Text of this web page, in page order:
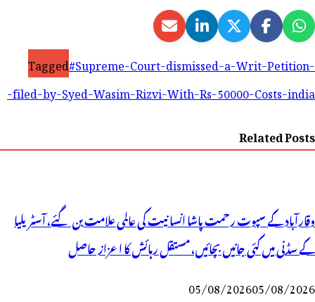
Tagged#Supreme-Court-dismissed-a-Writ-Petition-
filed-by-Syed-Wasim-Rizvi-With-Rs-50000-Costs-india-
Related Posts
وقارآباد کے سپوت رحمت پاشا انسانیت کی عالمی علامت بن گئے، آسٹریلیا
کے سڈنی میں کئی جانیں بچائیں، مستقل رہائش کا اعزاز حاصل
05/08/202605/08/2026